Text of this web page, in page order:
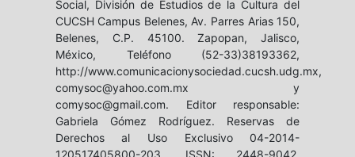
Social, División de Estudios de la Cultura del
CUCSH Campus Belenes, Av. Parres Arias 150,
Belenes, C.P. 45100. Zapopan, Jalisco,
México, Teléfono (52-33)38193362,
http://www.comunicacionysociedad.cucsh.udg.mx,
comysoc@yahoo.com.mx y
comysoc@gmail.com. Editor responsable:
Gabriela Gómez Rodríguez. Reservas de
Derechos al Uso Exclusivo 04-2014-